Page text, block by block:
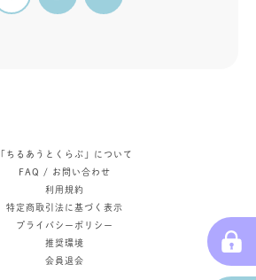
「ちるあうとくらぶ」について
FAQ / お問い合わせ
利用規約
特定商取引法に基づく表示
プライバシーポリシー
推奨環境
会員退会